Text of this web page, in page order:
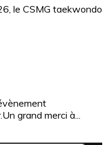
le CSMG taekwondo
grand merci à...